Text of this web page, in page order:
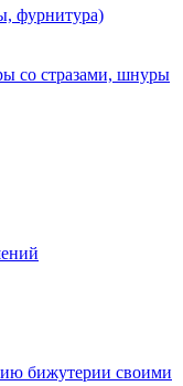
фурнитура)
со стразами, шнуры
бижутерии своими